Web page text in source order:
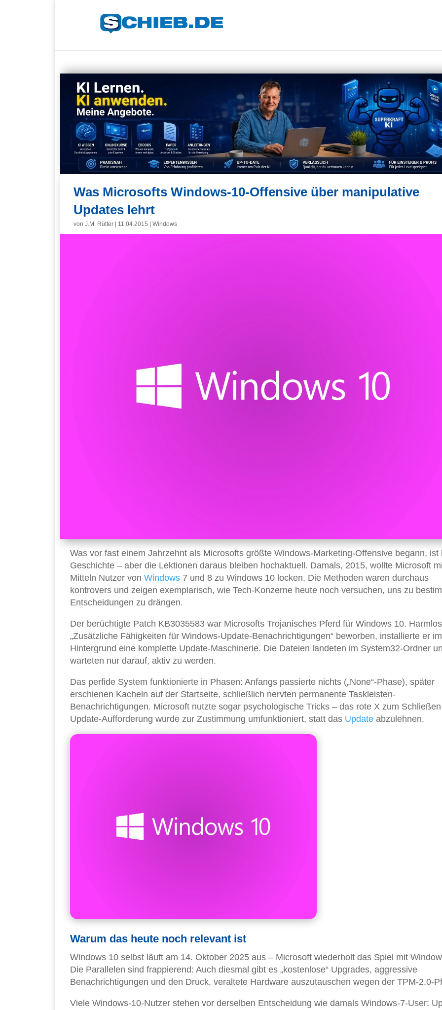
Was Microsofts Windows-10-Offensive über manipulative
Updates lehrt
von J.M. Rütter 11.04.2015 Windows
Was vor fast einem Jahrzehnt als Microsofts größte Windows-Marketing-Offensive begann, ist
Geschichte – aber die Lektionen daraus bleiben hochaktuell. Damals, 2015, wollte Microsoft
Mitteln Nutzer von Windows 7 und 8 zu Windows 10 locken. Die Methoden waren durchaus
kontrovers und zeigen exemplarisch, wie Tech-Konzerne heute noch versuchen, uns zu
Entscheidungen zu drängen.
Der berüchtigte Patch KB3035583 war Microsofts Trojanisches Pferd für Windows 10.
„Zusätzliche Fähigkeiten für Windows-Update-Benachrichtigungen“ beworben, installierte er im
Hintergrund eine komplette Update-Maschinerie. Die Dateien landeten im System32-Ordner
warteten nur darauf, aktiv zu werden.
Das perfide System funktionierte in Phasen: Anfangs passierte nichts („None“-Phase), später
erschienen Kacheln auf der Startseite, schließlich nervten permanente Taskleisten-
Benachrichtigungen. Microsoft nutzte sogar psychologische Tricks – das rote X zum
Update-Aufforderung wurde zur Zustimmung umfunktioniert, statt das Update abzulehnen.
Warum das heute noch relevant ist
Windows 10 selbst läuft am 14. Oktober 2025 aus – Microsoft wiederholt das Spiel mit
Die Parallelen sind frappierend: Auch diesmal gibt es „kostenlose“ Upgrades, aggressive
Benachrichtigungen und den Druck, veraltete Hardware auszutauschen wegen der TPM-2.0-
Viele Windows-10-Nutzer stehen vor derselben Entscheidung wie damals Windows-7-User: